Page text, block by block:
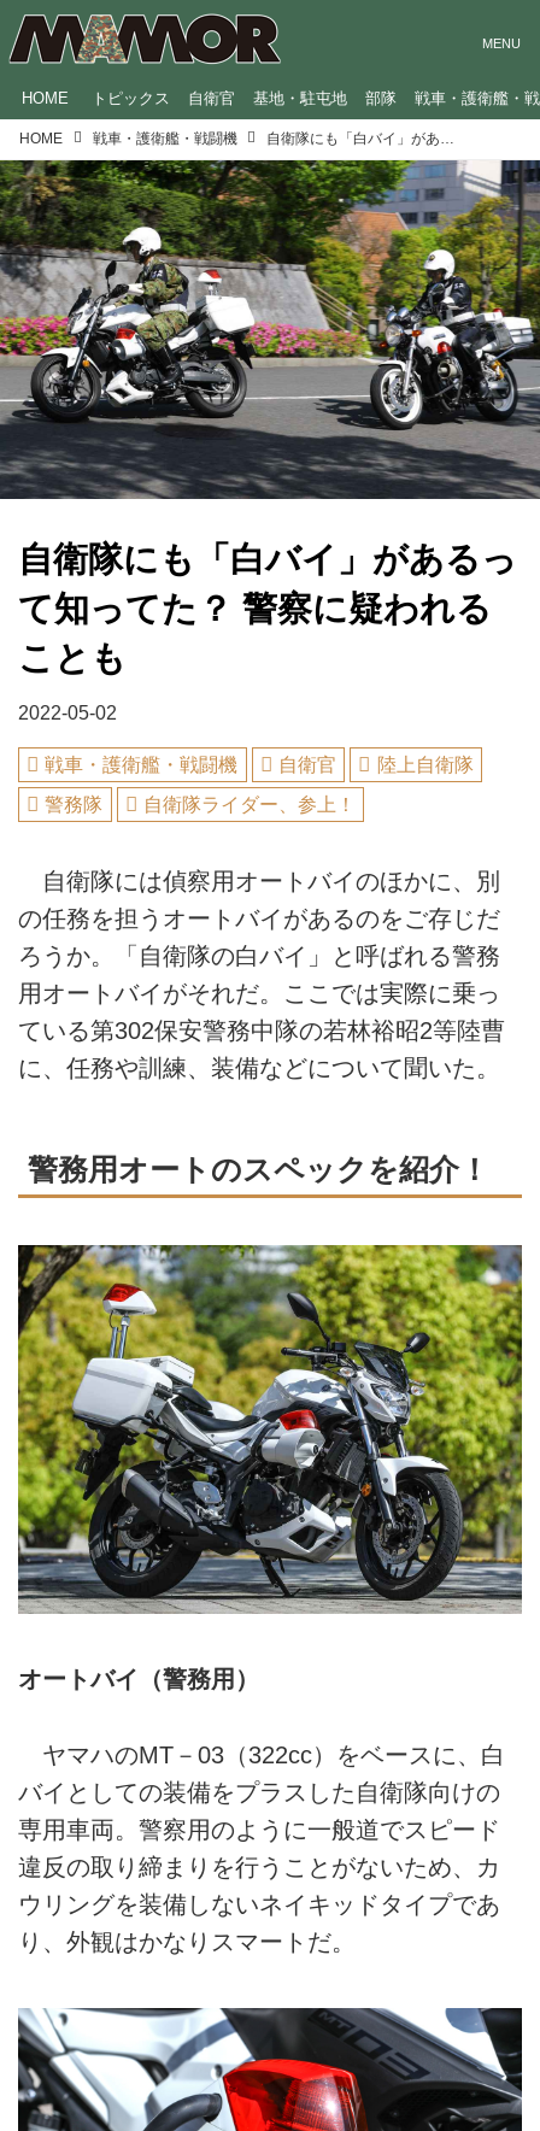
HOME トピックス 自衛官 基地・駐屯地 部隊 戦車・護衛艦・
HOME 戦車・護衛艦・戦闘機
自衛隊にも「白バイ」があるっ
て知ってた？ 警察に疑われる
ことも
2022-05-02
戦車・護衛艦・戦闘機 自衛官
陸上自衛隊
警務隊
自衛隊ライダー、参上！
自衛隊には偵察用オートバイのほかに、別
の任務を担うオートバイがあるのをご存じだ
ろうか。「自衛隊の白バイ」と呼ばれる警務
用オートバイがそれだ。ここでは実際に乗っ
ている第302保安警務中隊の若林裕昭2等陸曹
に、任務や訓練、装備などについて聞いた。
警務用オートのスペックを紹介！
オートバイ（警務用）
ヤマハのMT－03（322cc）をベースに、白
バイとしての装備をプラスした自衛隊向けの
専用車両。警察用のように一般道でスピード
違反の取り締まりを行うことがないため、カ
ウリングを装備しないネイキッドタイプであ
り、外観はかなりスマートだ。